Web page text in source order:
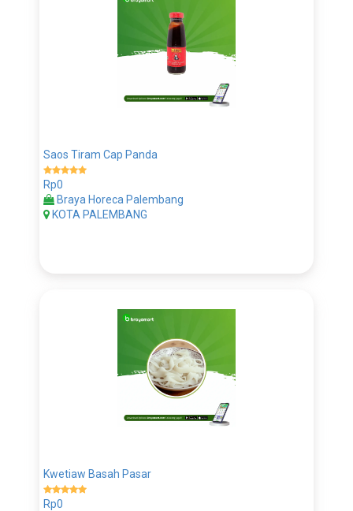
Saos Tiram Cap Panda
Rp0
Braya Horeca Palembang
KOTA PALEMBANG
Kwetiaw Basah Pasar
Rp0